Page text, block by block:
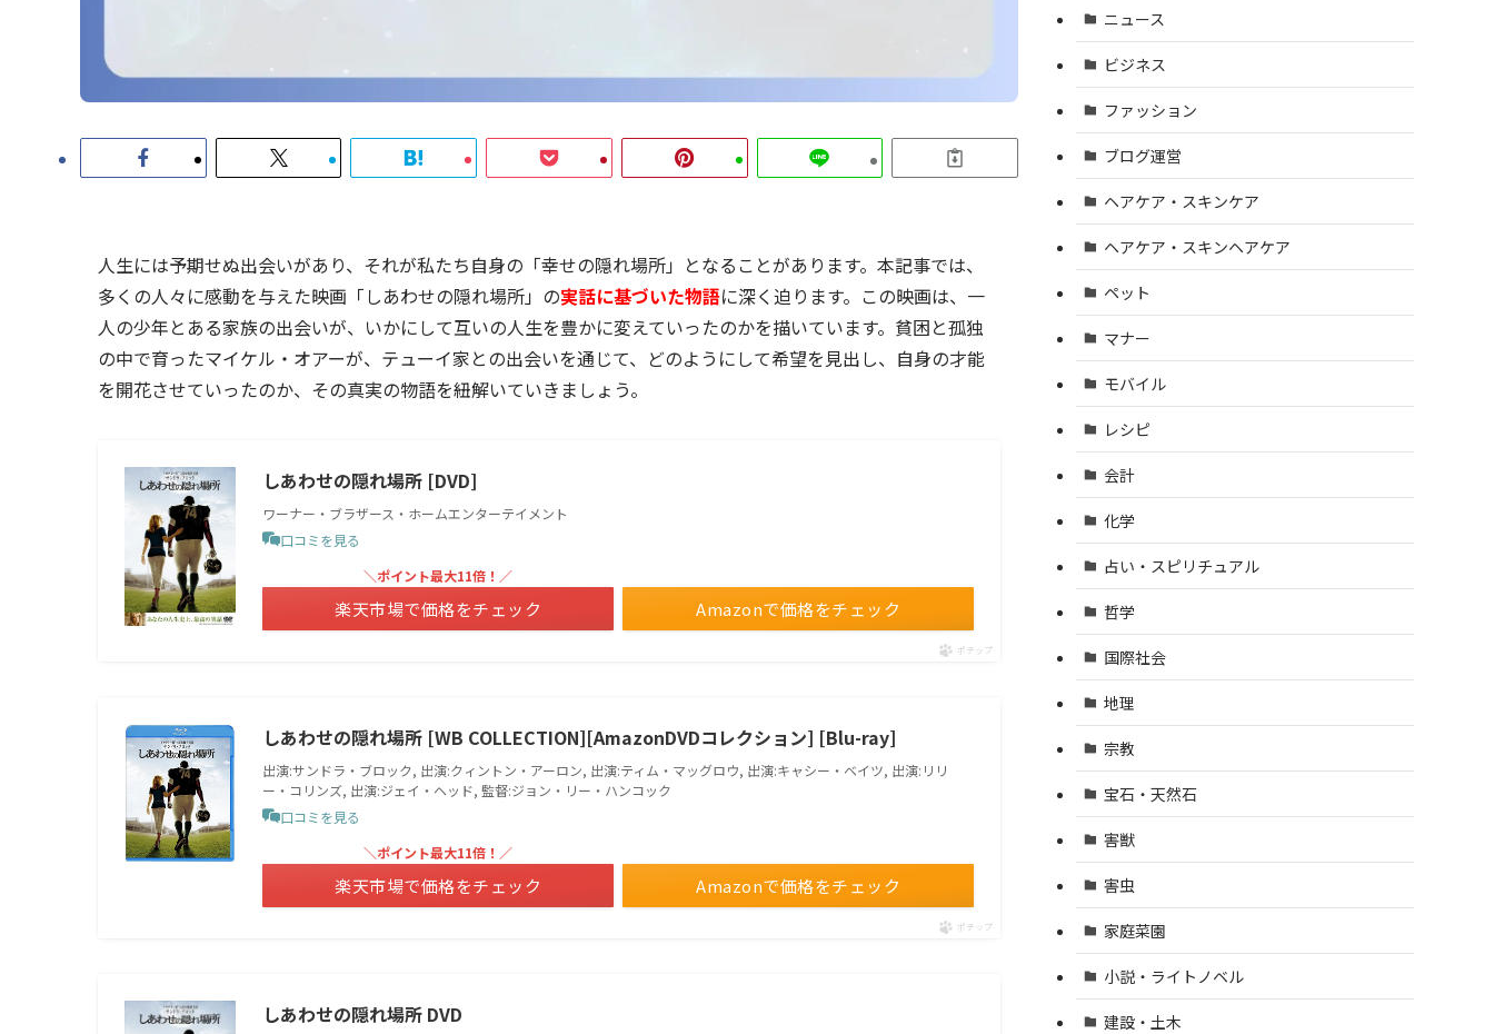
人生には予期せぬ出会いがあり、それが私たち自身の「幸せの隠れ場所」となることがあります。本記事では、
多くの人々に感動を与えた映画「しあわせの隠れ場所」の実話に基づいた物語に深く迫ります。この映画は、一
人の少年とある家族の出会いが、いかにして互いの人生を豊かに変えていったのかを描いています。貧困と孤独
の中で育ったマイケル・オアーが、テューイ家との出会いを通じて、どのようにして希望を見出し、自身の才能
を開花させていったのか、その真実の物語を紐解いていきましょう。
しあわせの隠れ場所 [DVD]
ワーナー・ブラザース・ホームエンターテイメント
口コミを見る
Amazonで価格をチェック
＼ポイント最大11倍！／
楽天市場で価格をチェック
ポチップ
しあわせの隠れ場所 [WB COLLECTION][AmazonDVDコレクション] [Blu-ray]
出演:サンドラ・ブロック, 出演:クィントン・アーロン, 出演:ティム・マッグロウ, 出演:キャシー・ベイツ, 出演:リリ
ー・コリンズ, 出演:ジェイ・ヘッド, 監督:ジョン・リー・ハンコック
口コミを見る
Amazonで価格をチェック
＼ポイント最大11倍！／
楽天市場で価格をチェック
ポチップ
しあわせの隠れ場所 DVD
ニュース
ビジネス
ファッション
ブログ運営
ヘアケア・スキンケア
ヘアケア・スキンヘアケア
ペット
マナー
モバイル
レシピ
会計
化学
占い・スピリチュアル
哲学
国際社会
地理
宗教
宝石・天然石
害獣
害虫
家庭菜園
小説・ライトノベル
建設・土木